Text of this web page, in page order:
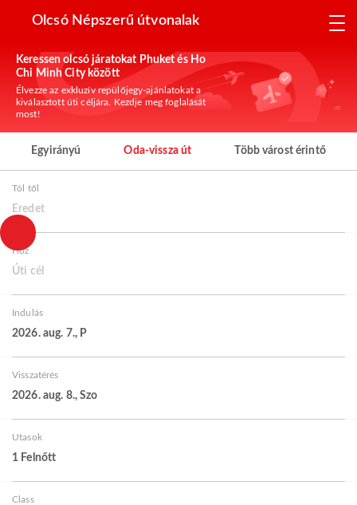
Olcsó Népszerű útvonalak
Keressen olcsó járatokat Phuket és Ho
Chi Minh City között
Élvezze az exkluzív repülőjegy-ajánlatokat a
kiválasztott úti céljára. Kezdje meg foglalását
most!
Egyirányú Oda-vissza út Több várost érintő
Tól től
Eredet
Hoz
Úti cél
Indulás
2026. aug. 7., P
Visszatérés
2026. aug. 8., Szo
Utasok
1 Felnőtt
Class